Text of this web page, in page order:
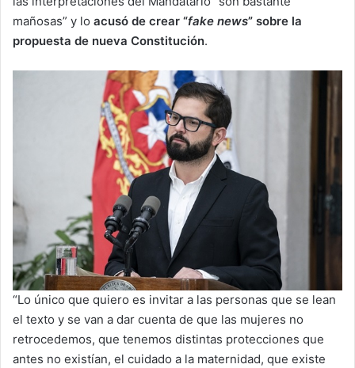
mañosas” y lo acusó de crear “fake news” sobre la
propuesta de nueva Constitución.
“Lo único que quiero es invitar a las personas que se lean
el texto y se van a dar cuenta de que las mujeres no
retrocedemos, que tenemos distintas protecciones que
antes no existían, el cuidado a la maternidad, que existe